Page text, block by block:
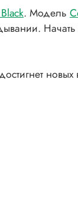
. Модель
новых